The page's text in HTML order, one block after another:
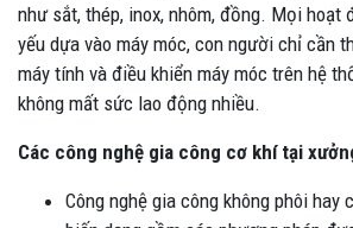
như sắt, thép, inox, nhôm, đồng. Mọi hoạt
yếu dựa vào máy móc, con người chỉ cần
máy tính và điều khiển máy móc trên hệ
không mất sức lao động nhiều.
Các công nghệ gia công cơ khí tại
Công nghệ gia công không phôi hay